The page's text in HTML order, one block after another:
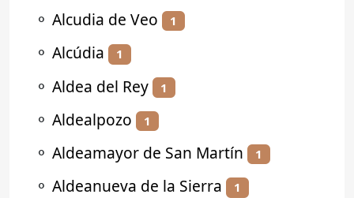
⚬ Alcudia de Veo 1
⚬ Alcúdia 1
⚬ Aldea del Rey 1
⚬ Aldealpozo 1
⚬ Aldeamayor de San Martín 1
⚬ Aldeanueva de la Sierra 1